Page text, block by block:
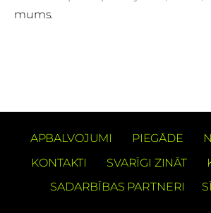
mums.
APBALVOJUMI PIEGĀDE
KONTAKTI
SVARĪGI ZINĀT
SADARBĪBAS PARTNERI